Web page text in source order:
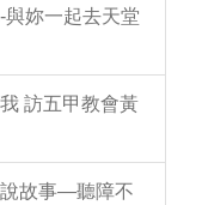
妳一起去天堂
訪五甲教會黃
故事—聽障不